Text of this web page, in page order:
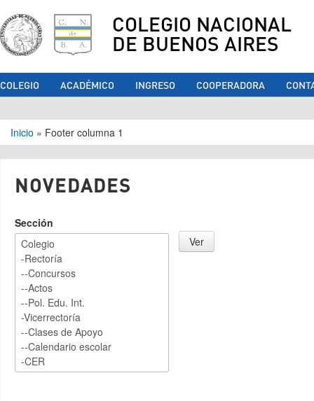
COLEGIO NACIONAL
DE BUENOS AIRES
COLEGIO ACADÉMICO INGRESO COOPERADORA
Se encuentra usted aquí
Inicio » Footer columna 1
NOVEDADES
Sección